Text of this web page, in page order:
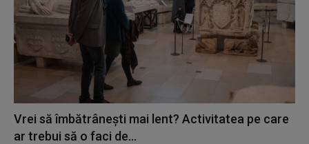
Vrei să îmbătrânești mai lent? Activitatea pe care
ar trebui să o faci de...